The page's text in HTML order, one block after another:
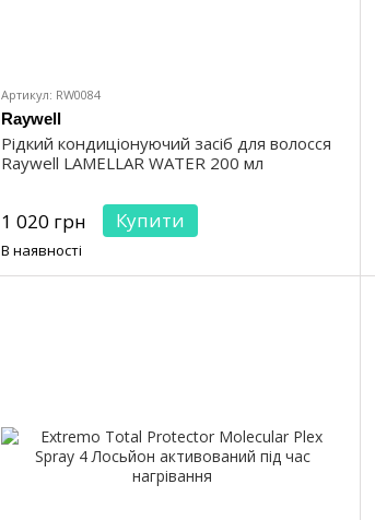
Артикул: RW0084
Raywell
Рідкий кондиціонуючий засіб для волосся
Raywell LAMELLAR WATER 200 мл
1 020 грн Купити
В наявності